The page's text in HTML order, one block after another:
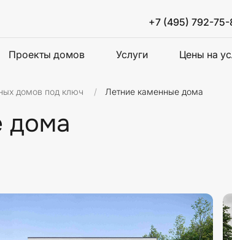
+7 (495) 792-75-
Проекты домов Услуги Цены на
домов под ключ Летние каменные дома
дома